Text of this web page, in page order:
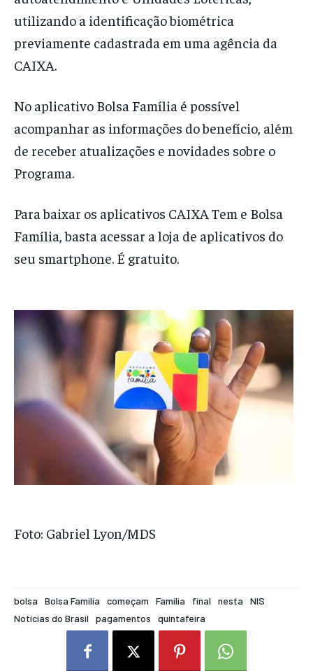
utilizando a identificação biométrica
previamente cadastrada em uma agência da
CAIXA.
No aplicativo Bolsa Família é possível
acompanhar as informações do benefício, além
de receber atualizações e novidades sobre o
Programa.
Para baixar os aplicativos CAIXA Tem e Bolsa
Família, basta acessar a loja de aplicativos do
seu smartphone. É gratuito.
Foto: Gabriel Lyon/MDS
bolsa Bolsa Família começam Família final nesta
NIS
Notícias do Brasil
pagamentos quintafeira